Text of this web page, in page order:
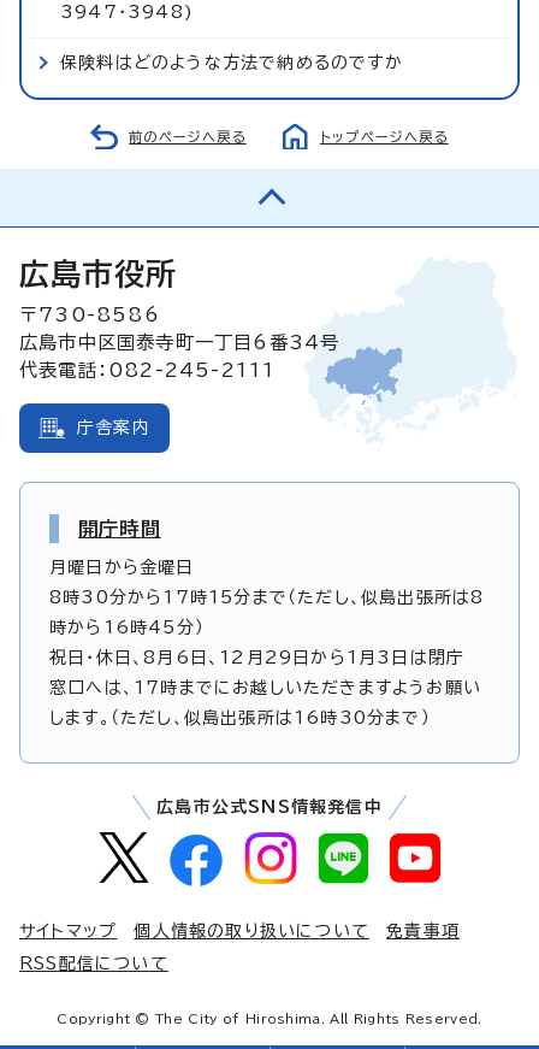
3947・3948)
保険料はどのような方法で納めるのですか
前のページへ戻る トップページへ戻る
広島市役所
〒730-8586
広島市中区国泰寺町一丁目6番34号
代表電話：082-245-2111
庁舎案内
開庁時間
月曜日から金曜日
8時30分から17時15分まで（ただし、似島出張所は8
時から16時45分）
祝日・休日、8月6日、12月29日から1月3日は閉庁
窓口へは、17時までにお越しいただきますようお願い
します。（ただし、似島出張所は16時30分まで）
広島市公式SNS情報発信中
サイトマップ 個人情報の取り扱いについて
免責事項
RSS配信について
Copyright © The City of Hiroshima. All Rights Reserved.